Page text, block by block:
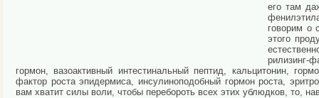
его там
говорим о
этого
рилизинг-
гормон, вазоактивный интестинальный пептид, кальцитонин,
фактор роста эпидермиса, инсулиноподобный гормон роста,
вам хватит силы воли, чтобы перебо­роть всех этих ублюдков, то,